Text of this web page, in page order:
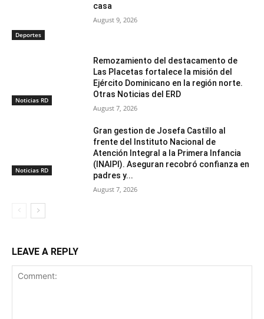
Deportes
casa
August 9, 2026
Noticias RD
Remozamiento del destacamento de
Las Placetas fortalece la misión del
Ejército Dominicano en la región norte.
Otras Noticias del ERD
August 7, 2026
Noticias RD
Gran gestion de Josefa Castillo al
frente del Instituto Nacional de
Atención Integral a la Primera Infancia
(INAIPI). Aseguran recobró confianza en
padres y...
August 7, 2026
LEAVE A REPLY